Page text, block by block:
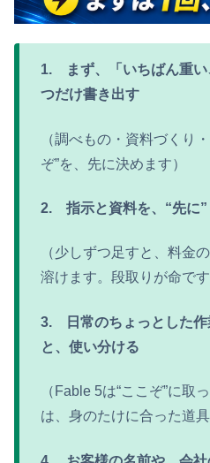
1. まず、「いちばん重い
つだけ書き出す
（調べもの・資料づくり
ぞ”を、先に決めます）
2. 指示と資料を、“先に
（少しずつ足すと、料金
溶けます。段取りが命です
3. 日常のちょっとした作
と、使い分ける
（Fable 5は“ここぞ”に取
は、身のたけに合った道具